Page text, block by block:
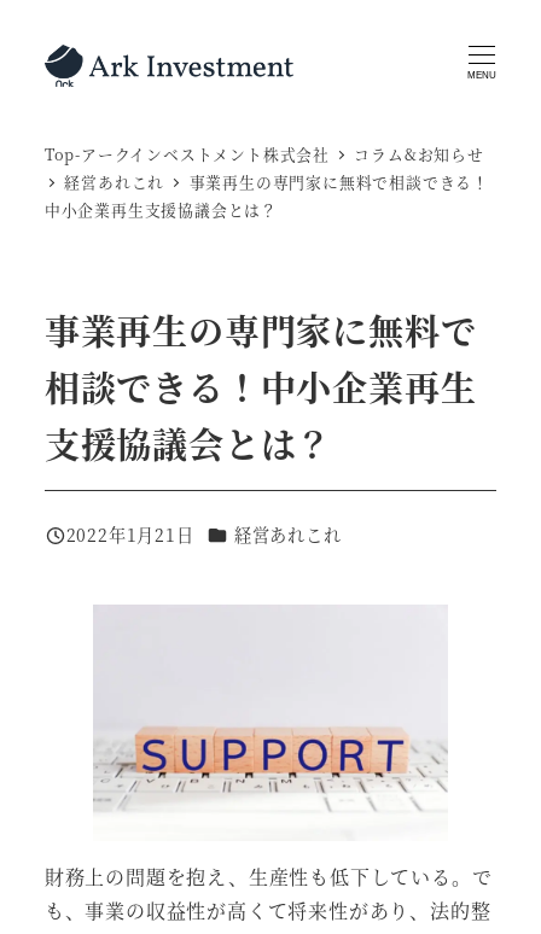
MENU
Top-アークインベストメント株式会社
コラム&お知らせ
経営あれこれ
事業再生の専門家に無料で相談できる！
中小企業再生支援協議会とは？
事業再生の専門家に無料で
相談できる！中小企業再生
支援協議会とは？
投稿日
2022年1月21日 カテゴリー
経営あれこれ
財務上の問題を抱え、生産性も低下している。で
も、事業の収益性が高くて将来性があり、法的整